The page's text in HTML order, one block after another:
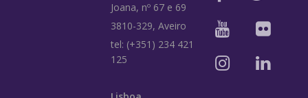
Joana, nº 67 e 69
3810-329, Aveiro
tel: (+351) 234 421
125